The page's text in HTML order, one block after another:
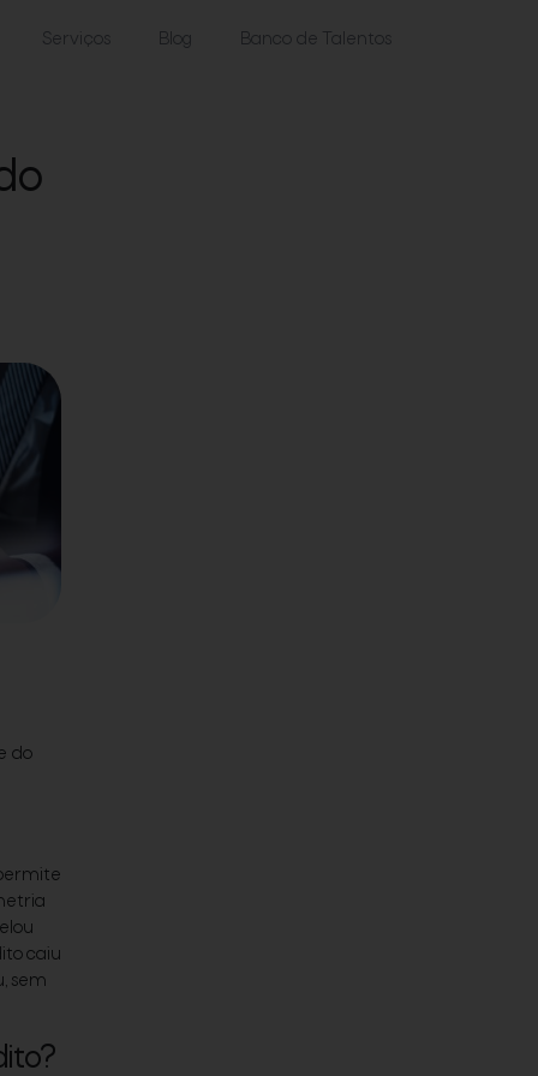
Serviços Blog Banco de Talentos
do
caiu
sem